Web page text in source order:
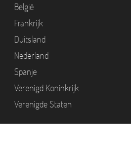
België
Frankrijk
Duitsland
Nederland
Spanje
Verenigd Koninkrijk
Verenigde Staten